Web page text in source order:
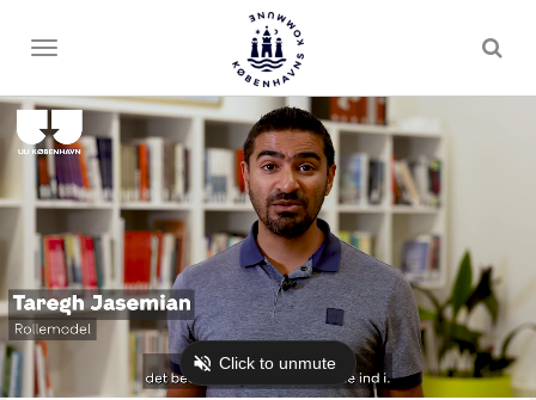
Toggle